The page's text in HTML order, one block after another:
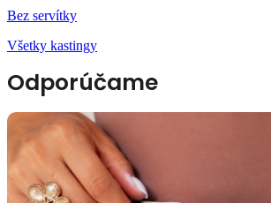
Bez servítky
Všetky kastingy
Odporúčame